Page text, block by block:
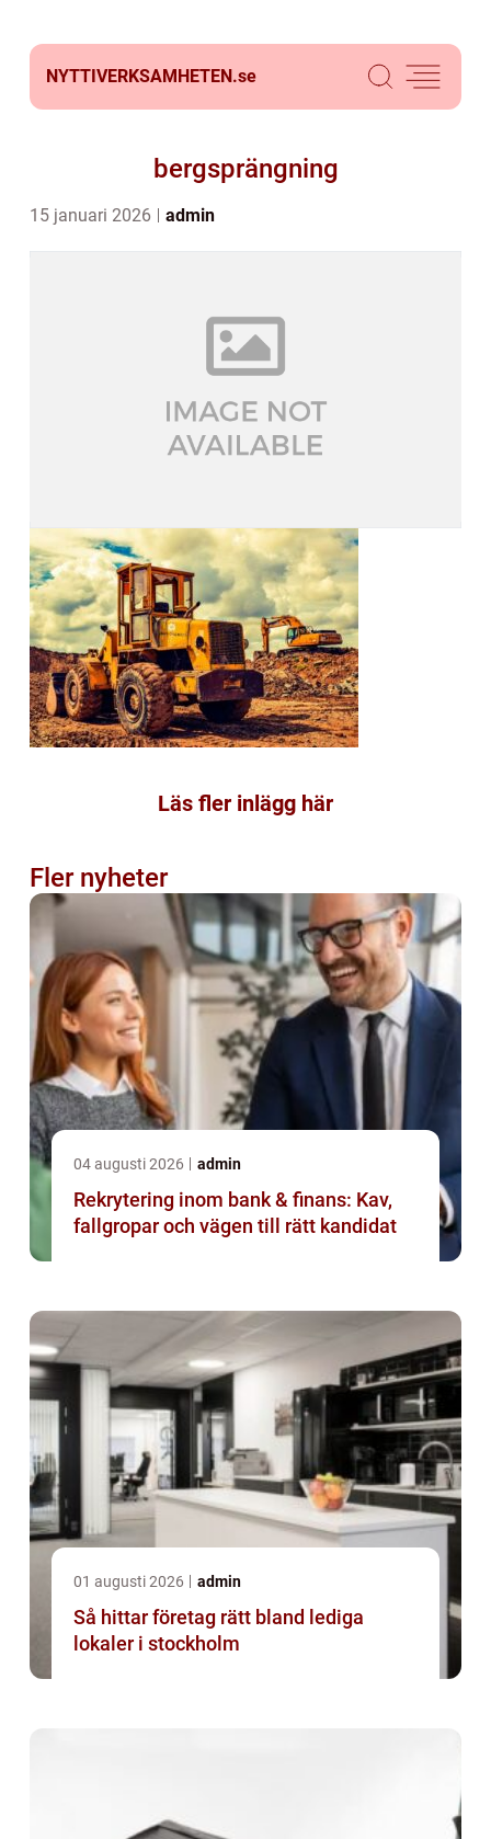
NYTTIVERKSAMHETEN.se
bergsprängning
15 januari 2026 admin
Läs fler inlägg här
Fler nyheter
04 augusti 2026 admin
Rekrytering inom bank & finans: Kav,
fallgropar och vägen till rätt kandidat
01 augusti 2026 admin
Så hittar företag rätt bland lediga
lokaler i stockholm